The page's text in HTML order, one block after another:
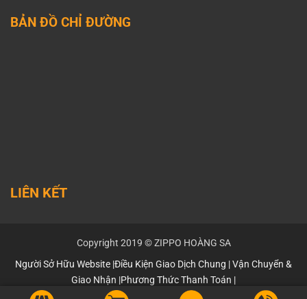
BẢN ĐỒ CHỈ ĐƯỜNG
LIÊN KẾT
Copyright 2019 © ZIPPO HOÀNG SA
Người Sở Hữu Website |Điều Kiện Giao Dịch Chung |Vận Chuyển &
Giao Nhận |Phương Thức Thanh Toán |
Chính Sách Bảo Mật